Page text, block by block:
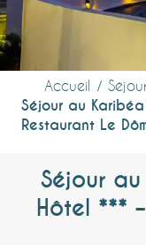
Accueil
Séjour au
Restaurant Le
Séjour
Hôtel ***